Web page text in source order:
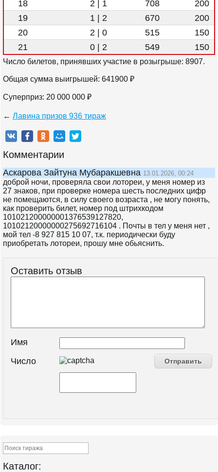
18
2 | 1 708
200
19
1 | 2 670
200
20
2 | 0 515
150
21
0 | 2 549 150
Число билетов, принявших участие в розыгрыше: 8907.
Общая сумма выигрышей: 641900 ₽
Суперприз: 20 000 000 ₽
← Лавина призов 936 тираж
Комментарии
Аскарова Зайтуна Мубаракшевна 13.01.2026, 00:24
доброй ночи, проверяла свои лотореи, у меня номер из
27 знаков, при проверке номера шесть последних цифр
не помещаются, в силу своего возраста , не могу понять,
как проверить билет, номер под штрихкодом
101021200000001376539127820,
10102120000000275692716104 . Почты в тел у меня нет ,
мой тел -8 927 815 10 07, т.к. периодически буду
приобретать лотореи, прошу мне обьяснить.
Оставить отзыв
Имя
Число
Каталог: